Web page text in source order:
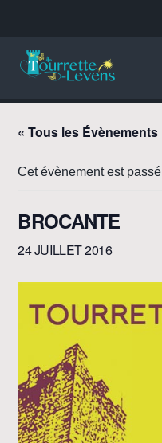
« Tous les Évènements
Cet évènement est passé
BROCANTE
24 JUILLET 2016